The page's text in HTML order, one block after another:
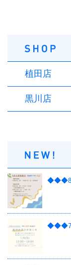
植田店
黒川店
◆◆◆8
◆◆◆7